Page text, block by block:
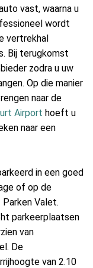
vast, waarna u
wordt
vertrekhal
Bij terugkomst
zodra u uw
Op die manier
naar de
Airport hoeft u
naar een
in een goed
of op de
Valet.
parkeerplaatsen
van
De
van 2.10